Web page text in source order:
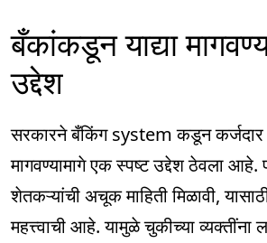
बँकांकडून याद्या
उद्देश
सरकारने बँकिंग system कडून कर्जदार
मागवण्यामागे एक स्पष्ट उद्देश ठेवला
शेतकऱ्यांची अचूक माहिती मिळावी,
महत्त्वाची आहे. यामुळे चुकीच्या व्यक्तींना